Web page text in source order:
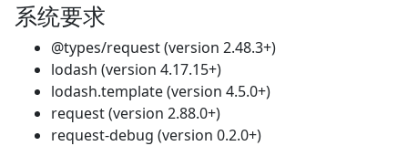
系统要求
@types/request (version 2.48.3+)
lodash (version 4.17.15+)
lodash.template (version 4.5.0+)
request (version 2.88.0+)
request-debug (version 0.2.0+)